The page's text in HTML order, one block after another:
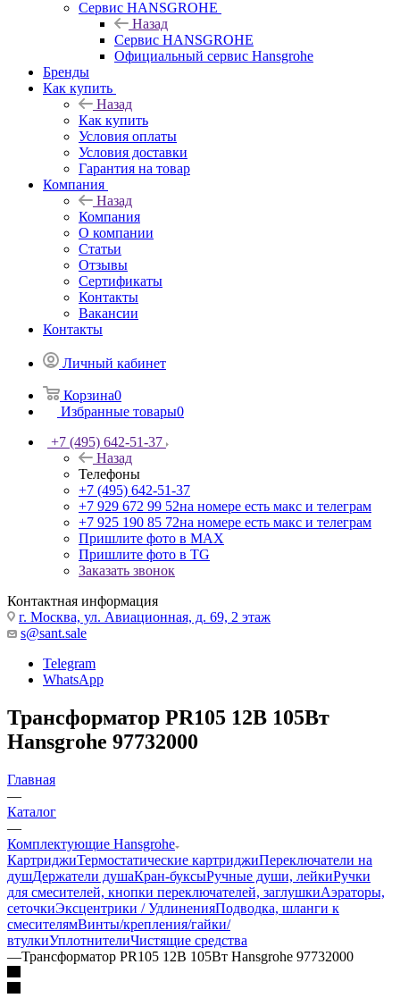
Сервис HANSGROHE
Назад
Сервис HANSGROHE
Официальный сервис Hansgrohe
Бренды
Как купить
Назад
Как купить
Условия оплаты
Условия доставки
Гарантия на товар
Компания
Назад
Компания
О компании
Статьи
Отзывы
Сертификаты
Контакты
Вакансии
Контакты
Личный кабинет
Корзина0
Избранные товары0
+7 (495) 642-51-37
Назад
Телефоны
+7 (495) 642-51-37
+7 929 672 99 52на номере есть макс и телеграм
+7 925 190 85 72на номере есть макс и телеграм
Пришлите фото в MAX
Пришлите фото в TG
Заказать звонок
Контактная информация
г. Москва, ул. Авиационная, д. 69, 2 этаж
s@sant.sale
Telegram
WhatsApp
Трансформатор PR105 12В 105Вт
Hansgrohe 97732000
Главная
—
Каталог
—
Комплектующие Hansgrohe
КартриджиТермостатические картриджиПереключатели на
душДержатели душаКран-буксыРучные души, лейкиРучки
для смесителей, кнопки переключателей, заглушкиАэраторы,
сеточкиЭксцентрики / УдлиненияПодводка, шланги к
смесителямВинты/крепления/гайки/
втулкиУплотнителиЧистящие средства
—Трансформатор PR105 12В 105Вт Hansgrohe 97732000